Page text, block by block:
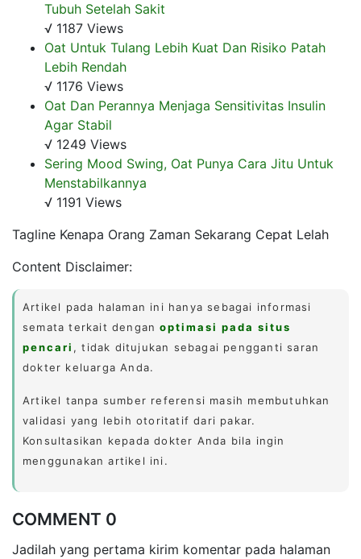
Tubuh Setelah Sakit
√ 1187 Views
Oat Untuk Tulang Lebih Kuat Dan Risiko Patah
Lebih Rendah
√ 1176 Views
Oat Dan Perannya Menjaga Sensitivitas Insulin
Agar Stabil
√ 1249 Views
Sering Mood Swing, Oat Punya Cara Jitu Untuk
Menstabilkannya
√ 1191 Views
Tagline Kenapa Orang Zaman Sekarang Cepat Lelah
Content Disclaimer:
Artikel pada halaman ini hanya sebagai informasi
semata terkait denganoptimasi pada situs
pencari , tidak ditujukan sebagai pengganti saran
dokter keluarga Anda.
Artikel tanpa sumber referensi masih membutuhkan
validasi yang lebih otoritatif dari pakar.
Konsultasikan kepada dokter Anda bila ingin
menggunakan artikel ini.
COMMENT 0
Jadilah yang pertama kirim komentar pada halaman